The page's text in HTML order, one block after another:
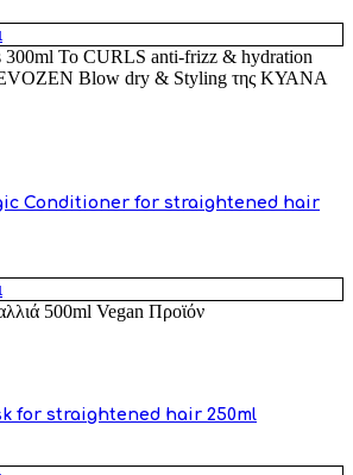
300ml Το CURLS anti-frizz & hydration
EVOZEN Blow dry & Styling της ΚΥΑΝΑ
Conditioner for straightened hair
500ml Vegan Προϊόν
for straightened hair 250ml